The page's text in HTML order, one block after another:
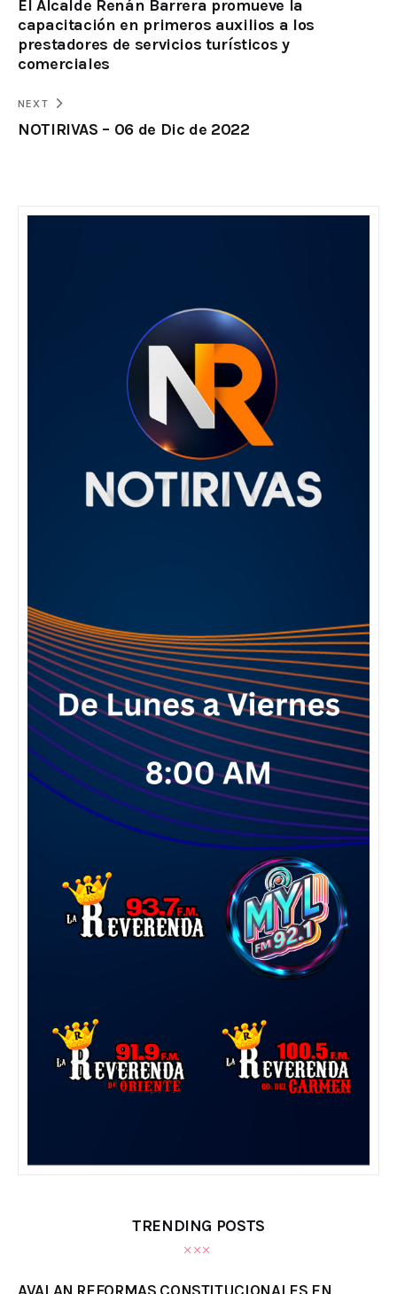
El Alcalde Renán Barrera promueve la
capacitación en primeros auxilios a los
prestadores de servicios turísticos y
comerciales
NEXT
NOTIRIVAS – 06 de Dic de 2022
TRENDING POSTS